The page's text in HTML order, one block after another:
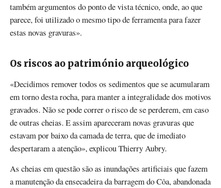
também argumentos do ponto de vista técnico, onde, ao que
parece, foi utilizado o mesmo tipo de ferramenta para fazer
estas novas gravuras».
Os riscos ao património arqueológico
«Decidimos remover todos os sedimentos que se acumularam
em torno desta rocha, para manter a integralidade dos motivos
gravados. Não se pode correr o risco de se perderem, em caso
de outras cheias. E assim apareceram novas gravuras que
estavam por baixo da camada de terra, que de imediato
despertaram a atenção», explicou Thierry Aubry.
As cheias em questão são as inundações artificiais que fazem
a manutenção da ensecadeira da barragem do Côa, abandonada